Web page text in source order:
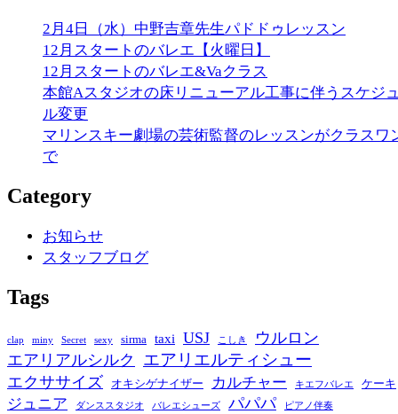
2月4日（水）中野吉章先生パドドゥレッスン
12月スタートのバレエ【火曜日】
12月スタートのバレエ&Vaクラス
本館Aスタジオの床リニューアル工事に伴うスケジ
ル変更
マリンスキー劇場の芸術監督のレッスンがクラスワ
で
Category
お知らせ
スタッフブログ
Tags
clap miny Secret sexy sirma taxi USJ こしき
ウルロン
エアリアルシルク
エアリエルティシュー
エクササイズ オキシゲナイザー カルチャー キエフバレエ ケーキ
ジュニア ダンススタジオ バレエシューズ パパパ ピアノ伴奏